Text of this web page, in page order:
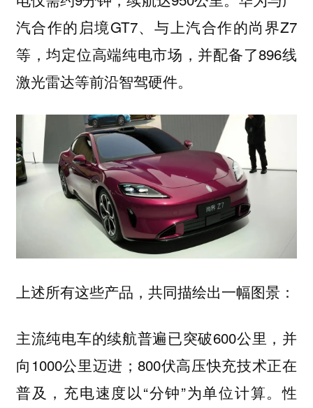
汽合作的启境GT7、与上汽合作的尚界Z7
等，均定位高端纯电市场，并配备了896线
激光雷达等前沿智驾硬件。
上述所有这些产品，共同描绘出一幅图景：
主流纯电车的续航普遍已突破600公里，并
向1000公里迈进；800伏高压快充技术正在
普及，充电速度以“分钟”为单位计算。性